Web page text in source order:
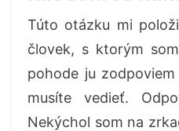
Túto otázku mi
človek, s ktorým
pohode ju
musíte vedieť.
Nekýchol som na